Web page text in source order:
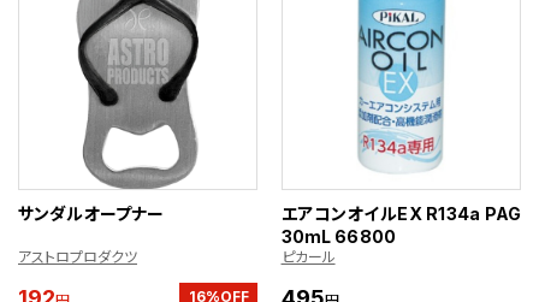
サンダルオープナー
アストロプロダクツ
16%OFF
エアコンオイルEX R134a PAG
30mL 66800
ピカール